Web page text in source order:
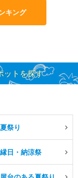
キング
ットを探す
夏祭り
縁日・納涼祭